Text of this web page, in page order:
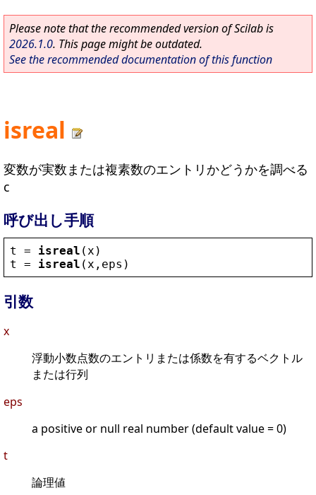
Please note that the recommended version of Scilab is
2026.1.0. This page might be outdated.
See the recommended documentation of this function
isreal
変数が実数または複素数のエントリかどうかを調べる
c
呼び出し手順
t = isreal ( x )
t
= isreal ( x , eps )
引数
x
浮動小数点数のエントリまたは係数を有するベクトル
または行列
eps
a positive or null real number (default value = 0)
t
論理値